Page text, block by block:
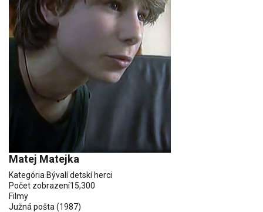
Matej Matejka
Kategória Bývalí detskí herci
Počet zobrazení15,300
Filmy
Južná pošta (1987)